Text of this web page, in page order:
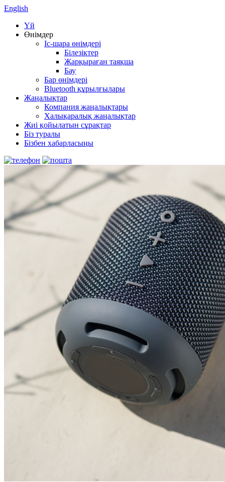
English
Үй
Өнімдер
Іс-шара өнімдері
Білезіктер
Жарқыраған таяқша
Бау
Бар өнімдері
Bluetooth құрылғылары
Жаңалықтар
Компания жаңалықтары
Халықаралық жаңалықтар
Жиі қойылатын сұрақтар
Біз туралы
Бізбен хабарласыңы